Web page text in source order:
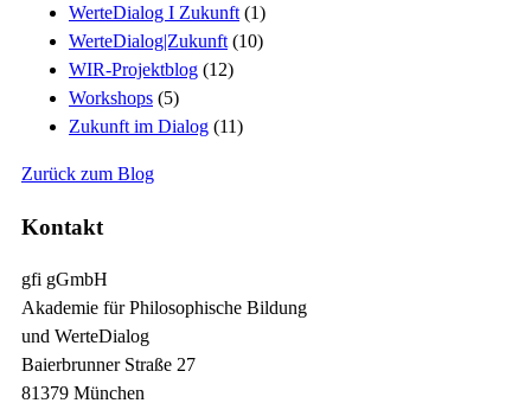
WerteDialog I Zukunft (1)
WerteDialog|Zukunft (10)
WIR-Projektblog (12)
Workshops (5)
Zukunft im Dialog (11)
Zurück zum Blog
Kontakt
gfi gGmbH
Akademie für Philosophische Bildung
und WerteDialog
Baierbrunner Straße 27
81379 München